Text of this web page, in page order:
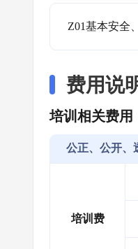
Z01基本安全
费用说
培训相关费用
公正、公开、
培训费